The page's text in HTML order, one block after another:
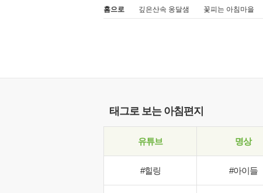
홈으로 깊은산속 옹달샘 꽃피는 아침마을
태그로 보는 아침편지
유튜브 명상
#힐링 #아이들